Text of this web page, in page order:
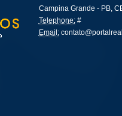
Campina Grande - PB,
Telephone:#
Email: